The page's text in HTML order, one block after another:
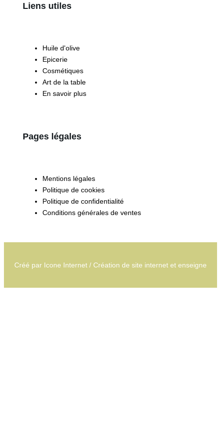
Liens utiles
Huile d'olive
Epicerie
Cosmétiques
Art de la table
En savoir plus
Pages légales
Mentions légales
Politique de cookies
Politique de confidentialité
Conditions générales de ventes
Créé par Icone Internet / Création de site internet et enseigne